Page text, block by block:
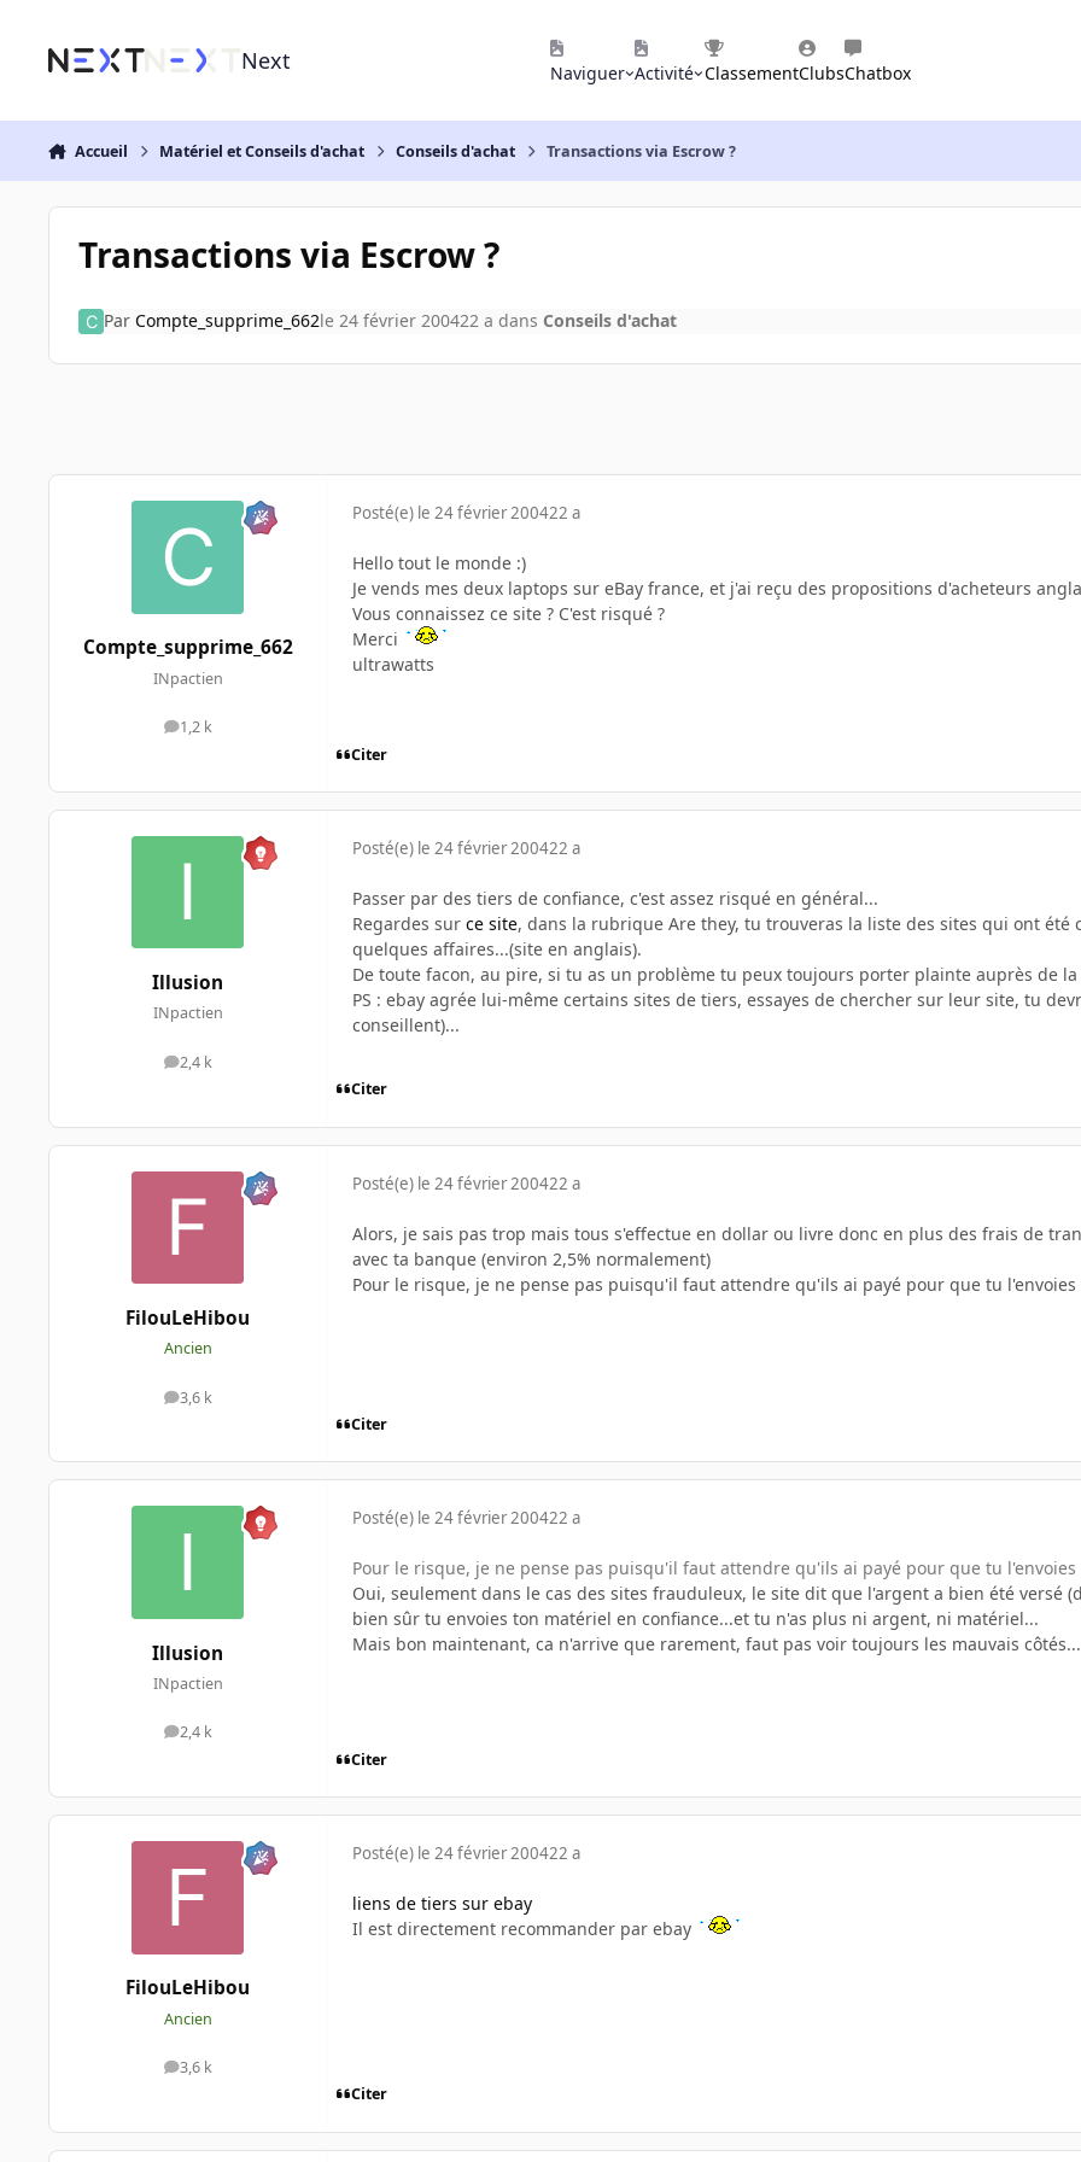
Next Naviguer Activité ClassementClubsChatbox
Accueil Matériel et Conseils d'achat Conseils d'achat Transactions via Escrow ?
Transactions via Escrow ?
Par Compte_supprime_662le 24 février 200422 a dans Conseils d'achat
Compte_supprime_662
INpactien
1,2 k
messages
Posté(e) le 24 février 200422 a
Hello tout le monde :)
Je vends mes deux laptops sur eBay france, et j'ai reçu des propositions d'acheteurs
Vous connaissez ce site ? C'est risqué ?
Merci
ultrawatts
Citer
Illusion
INpactien
2,4 k
messages
Posté(e) le 24 février 200422 a
Passer par des tiers de confiance, c'est assez risqué en général...
Regardes sur ce site, dans la rubrique Are they, tu trouveras la liste des sites qui ont
quelques affaires...(site en anglais).
De toute facon, au pire, si tu as un problème tu peux toujours porter plainte auprès de la
PS : ebay agrée lui-même certains sites de tiers, essayes de chercher sur leur site, tu
conseillent)...
Citer
FilouLeHibou
Ancien
3,6 k
messages
Posté(e) le 24 février 200422 a
Alors, je sais pas trop mais tous s'effectue en dollar ou livre donc en plus des frais de
avec ta banque (environ 2,5% normalement)
Pour le risque, je ne pense pas puisqu'il faut attendre qu'ils ai payé pour que tu
Citer
Illusion
INpactien
2,4 k
messages
Posté(e) le 24 février 200422 a
Pour le risque, je ne pense pas puisqu'il faut attendre qu'ils ai payé pour que tu
Oui, seulement dans le cas des sites frauduleux, le site dit que l'argent a bien été versé
bien sûr tu envoies ton matériel en confiance...et tu n'as plus ni argent, ni matériel...
Mais bon maintenant, ca n'arrive que rarement, faut pas voir toujours les mauvais
Citer
FilouLeHibou
Ancien
3,6 k
messages
Posté(e) le 24 février 200422 a
liens de tiers sur ebay
Il est directement recommander par ebay
Citer